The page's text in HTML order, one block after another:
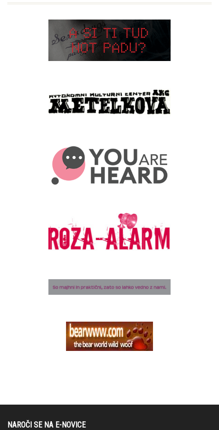
NAROČI SE NA E-NOVICE